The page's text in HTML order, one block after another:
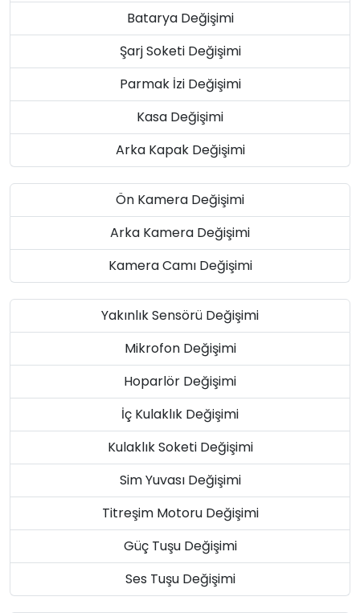
Batarya Değişimi
Şarj Soketi Değişimi
Parmak İzi Değişimi
Kasa Değişimi
Arka Kapak Değişimi
Ön Kamera Değişimi
Arka Kamera Değişimi
Kamera Camı Değişimi
Yakınlık Sensörü Değişimi
Mikrofon Değişimi
Hoparlör Değişimi
İç Kulaklık Değişimi
Kulaklık Soketi Değişimi
Sim Yuvası Değişimi
Titreşim Motoru Değişimi
Güç Tuşu Değişimi
Ses Tuşu Değişimi